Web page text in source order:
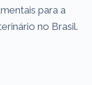
para a
no Brasil.